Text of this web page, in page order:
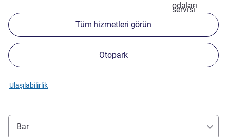
odaları
servisi
Tüm hizmetleri görün
Otopark
Ulaşılabilirlik
Bar